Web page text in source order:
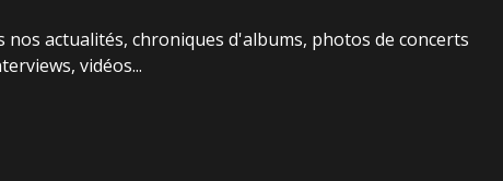
nos actualités, chroniques d'albums, photos de concerts
vidéos...